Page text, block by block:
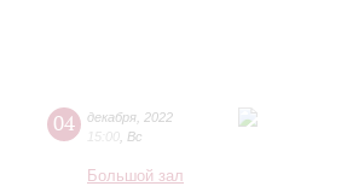
04 декабря 2022
15:00 Вс
Большой зал